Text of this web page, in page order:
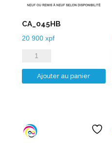
CA_045HB
20 900 xpf
quantité
de
CA_045HB
Ajouter au panier